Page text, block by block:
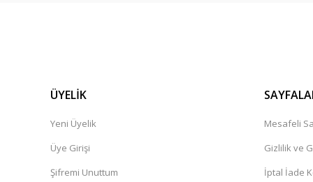
ÜYELİK
Yeni Üyelik
Üye Girişi
Şifremi Unuttum
Mesafeli
Gizlilik ve
İptal İade